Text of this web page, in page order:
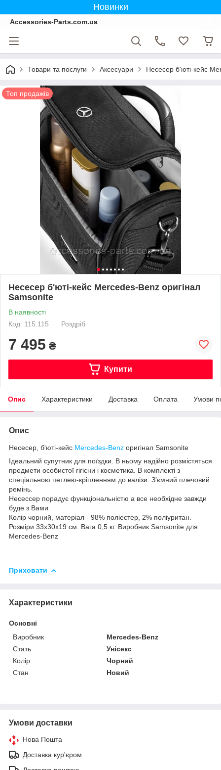
Новинки
Accessories-Parts.com.ua
Товари та послуги Аксесуари Несесер б'юті-кейс
Топ продажів
Несесер б'юті-кейс Mercedes-Benz оригінал
Samsonite
В наявності
Код: 115.115
Роздріб
7 495 ₴
Купити
Опис Характеристики Доставка Оплата Умови
Опис
Несесер, б'юті-кейс Mercedes-Benz оригінал Samsonite
Ідеальний супутник для поїздки. В ньому надійно розмістяться
предмети особистої гігієни і косметика. В комплекті з
спеціальною петлею-кріпленням до валізи. З’ємний плечовий
ремінь.
Несессер порадує функціональністю а все необхідне завжди
буде з Вами.
Колір чорний, матеріал - 98% поліестер, 2% поліуритан.
Розміри 33х30х19 см. Вага 0,5 кг. Виробник Samsonite для
Mercedes-Benz
Приховати
Характеристики
Основні
Виробник
Mercedes-Benz
Стать
Унісекс
Колір
Чорний
Стан
Новий
Умови доставки
Нова Пошта
Доставка кур'єром